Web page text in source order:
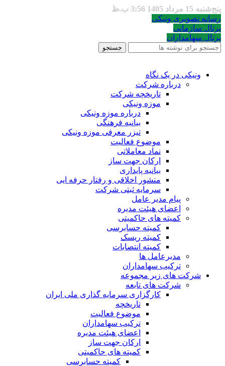
پنج‌شنبه 15 مرداد 1405 3:56 ب.ظ
رسانه تصویری ونیکی
پرتال سازمانی
پرتال سهامداران
جستجو
ونیکی در یک نگاه
درباره شرکت
تاریخچه شرکت
موزه ونیکی
درباره موزه ونیکی
بیانیه فرهنگی
تیزر معرفی موزه ونیکی
موضوع فعالیت
نماد معاملاتی
ارکان جهت ساز
بیانیه پایداری
منشور اخلاقی و رفتار حرفه ایی
سرمایه ثبتی شرکت
پیام مدیر عامل
اعضای هیئت مدیره
کمیته های حاکمیتی
کمیته حسابرسی
کمیته ریسک
کمیته انتصابات
مدیرعامل ها
ترکیب سهامداران
شرکت های زیر مجموعه
شرکت های تابعه
کارگزاری سرمایه گذاری ملی ایران
تاریخچه
موضوع فعالیت
ترکیب سهامداران
اعضای هیئت مدیره
ارکان جهت ساز
کمیته های حاکمیتی
کمیته حسابرسی